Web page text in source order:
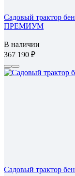
Садовый трактор
ПРЕМИУМ
В наличии
367 190
Садовый трактор